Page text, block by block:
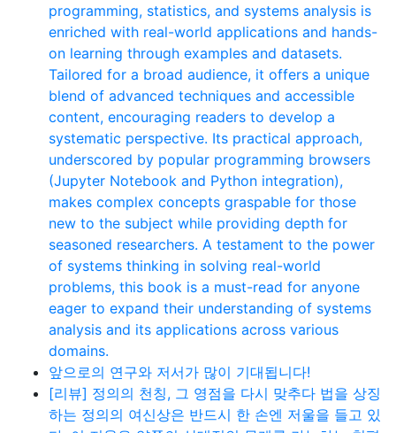
programming, statistics, and systems analysis is
enriched with real-world applications and hands-
on learning through examples and datasets.
Tailored for a broad audience, it offers a unique
blend of advanced techniques and accessible
content, encouraging readers to develop a
systematic perspective. Its practical approach,
underscored by popular programming browsers
(Jupyter Notebook and Python integration),
makes complex concepts graspable for those
new to the subject while providing depth for
seasoned researchers. A testament to the power
of systems thinking in solving real-world
problems, this book is a must-read for anyone
eager to expand their understanding of systems
analysis and its applications across various
domains.
앞으로의 연구와 저서가 많이 기대됩니다!
[리뷰] 정의의 천칭, 그 영점을 다시 맞추다 법을 상징
하는 정의의 여신상은 반드시 한 손엔 저울을 들고 있